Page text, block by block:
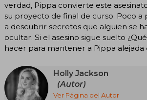
verdad, Pippa convierte este
su proyecto de final de curso. Poco a
a descubrir secretos que alguien se
ocultar. Si el asesino sigue suelto
hacer para mantener a Pippa alejada
Holly Jackson
(Autor)
Ver Página del Autor